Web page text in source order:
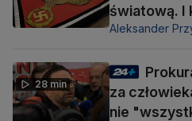
światową. I
Aleksander
28 min
za
nie